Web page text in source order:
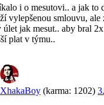
i o mesutovi.. a jak to
vylepšenou smlouvu, ale
úlet jak mesut.. aby bral
plat v týmu..
XhakaBoy (karma: 1202)